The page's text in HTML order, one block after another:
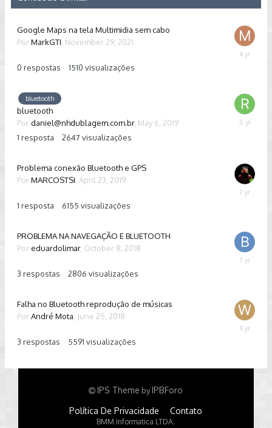
Google Maps na tela Multimidia sem cabo
Por MarkGTI November 29, 2021
0 respostas 1510 visualizações
bluetooth
bluetooth
Por daniel@nhdublagem.com.br, May 6, 2019
1 resposta 2647 visualizações
January
Problema conexão Bluetooth e GPS
Por MARCOSTSI April 23, 2019
1 resposta 6155 visualizações
April
PROBLEMA NA NAVEGAÇÃO E BLUETOOTH
Por eduardolimar, October 8, 2018
3 respostas 2806 visualizações
Falha no Bluetooth reprodução de músicas
Por André Mota June 25, 2018
3 respostas 5591 visualizações
August
IPS Theme byIPBForo
Política De Privacidade Contato
BMM Informatica LTDA.